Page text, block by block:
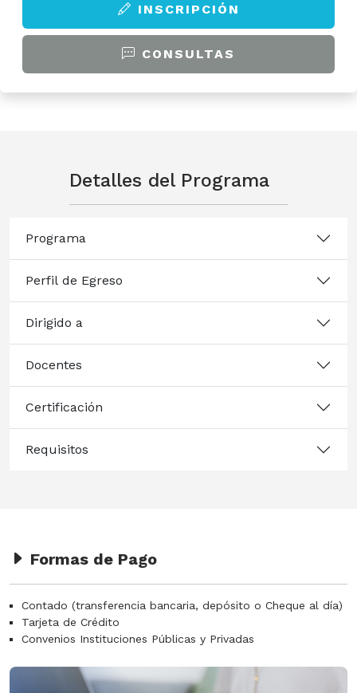
INSCRIPCIÓN
CONSULTAS
Detalles del Programa
Programa
Perfil de Egreso
Dirigido a
Docentes
Certificación
Requisitos
Formas de Pago
Contado (transferencia bancaria, depósito o Cheque al día)
Tarjeta de Crédito
Convenios Instituciones Públicas y Privadas